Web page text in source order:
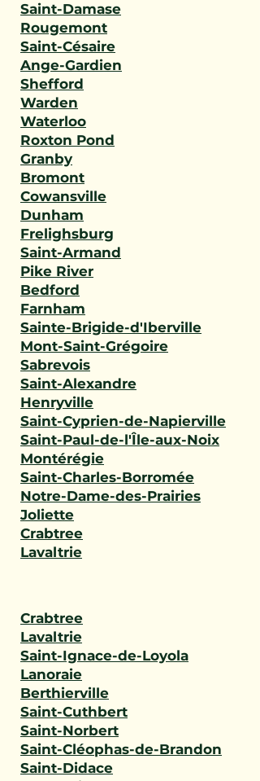
Saint-Damase
Rougemont
Saint-Césaire
Ange-Gardien
Shefford
Warden
Waterloo
Roxton Pond
Granby
Bromont
Cowansville
Dunham
Frelighsburg
Saint-Armand
Pike River
Bedford
Farnham
Sainte-Brigide-d'Iberville
Mont-Saint-Grégoire
Sabrevois
Saint-Alexandre
Henryville
Saint-Cyprien-de-Napierville
Saint-Paul-de-l'Île-aux-Noix
Montérégie
Saint-Charles-Borromée
Notre-Dame-des-Prairies
Joliette
Crabtree
Lavaltrie
Crabtree
Lavaltrie
Saint-Ignace-de-Loyola
Lanoraie
Berthierville
Saint-Cuthbert
Saint-Norbert
Saint-Cléophas-de-Brandon
Saint-Didace